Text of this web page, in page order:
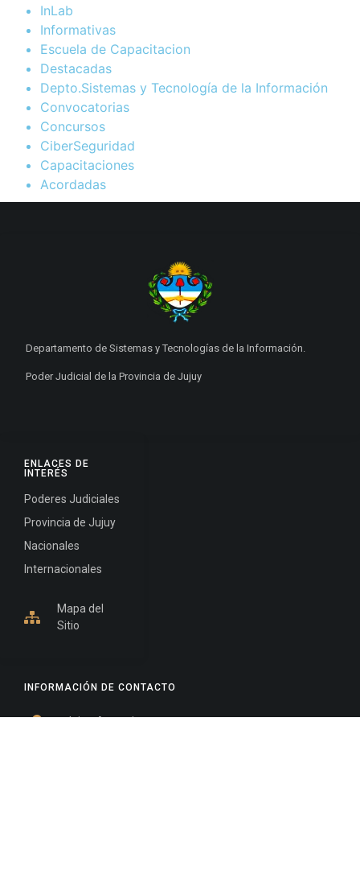
InLab
Informativas
Escuela de Capacitacion
Destacadas
Depto.Sistemas y Tecnología de la Información
Convocatorias
Concursos
CiberSeguridad
Capacitaciones
Acordadas
INFORMACIÓN DE CONTACTO
Jujuy, Argentina
ENLACES DE
INTERÉS
Poderes Judiciales
Provincia de Jujuy
Nacionales
Internacionales
Mapa del
Sitio
Departamento de Sistemas y Tecnologías de la Información.
Poder Judicial de la Provincia de Jujuy